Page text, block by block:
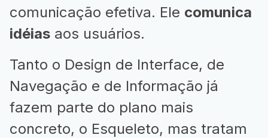
comunicação efetiva. Ele comunica
idéias aos usuários.
Tanto o Design de Interface, de
Navegação e de Informação já
fazem parte do plano mais
concreto, o Esqueleto, mas tratam